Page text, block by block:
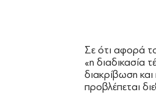
Σε ότι αφορά
«η διαδικασία
διακρίβωση
προβλέπεται